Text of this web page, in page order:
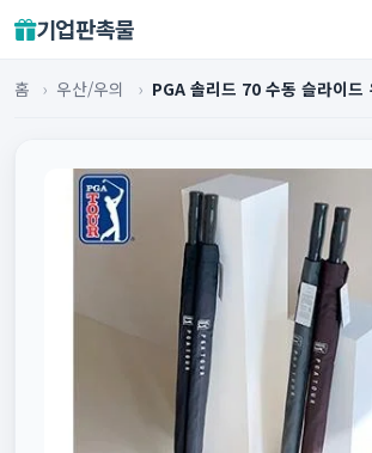
기업판촉물
홈 › 우산/우의 › PGA 솔리드 70 수동 슬라이드